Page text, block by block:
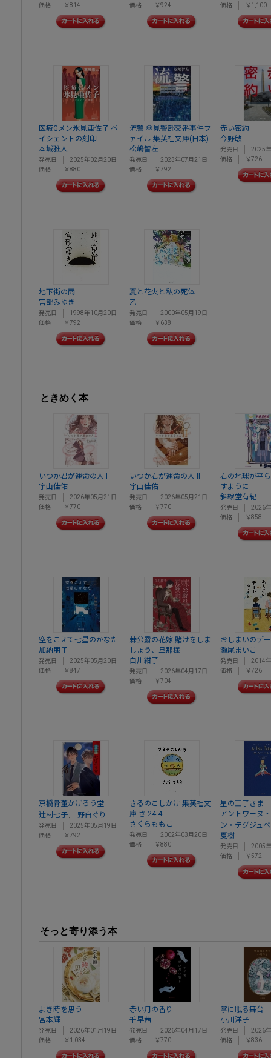
価格
￥814
価格
￥924
価格
￥1,100
医療Gメン氷見亜佐子 ペ
イシェントの刻印
本城雅人
発売日
2025年02月20日
価格
￥880
流警 傘見警部交番事件フ
ァイル 集英社文庫(日本)
松嶋智左
発売日
2023年07月21日
価格
￥792
赤い密約
今野敏
発売日
2025
価格
￥726
地下街の雨
宮部みゆき
発売日
1998年10月20日
価格
￥792
夏と花火と私の死体
乙一
発売日
2000年05月19日
価格
￥638
ときめく本
いつか君が運命の人 I
宇山佳佑
発売日
2026年05月21日
価格
￥770
いつか君が運命の人 II
宇山佳佑
発売日
2026年05月21日
価格
￥770
君の地球が平
すように
斜線堂有紀
発売日
2026
価格
￥858
空をこえて七星のかなた
加納朋子
発売日
2025年05月20日
価格
￥847
棘公爵の花嫁 賭けをしま
しょう、旦那様
白川紺子
発売日
2026年04月17日
価格
￥704
おしまいのデ
瀬尾まいこ
発売日
2014
価格
￥726
京橋骨董かげろう堂
辻村七子、 野白ぐり
発売日
2025年05月19日
価格
￥792
さるのこしかけ 集英社文
庫 さ 24-4
さくらももこ
発売日
2002年03月20日
価格
￥880
星の王子さま
アントワーヌ
ン・テグジュ
夏樹
発売日
2005
価格
￥572
そっと寄り添う本
よき時を思う
宮本輝
発売日
2026年01月19日
価格
￥1,034
赤い月の香り
千早茜
発売日
2026年04月17日
価格
￥770
掌に眠る舞台
小川洋子
発売日
2026
価格
￥836